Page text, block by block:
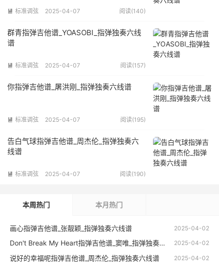
 标准调弦 2025-04-07 阅读(140)
群青指弹吉他谱_YOASOBI_指弹独奏六线
谱
 标准调弦 2025-04-07 阅读(157)
你指弹吉他谱_屠洪刚_指弹独奏六线谱
 标准调弦 2025-04-07 阅读(195)
告白气球指弹吉他谱_周杰伦_指弹独奏六
线谱
 标准调弦 2025-04-07 阅读(190)
本周热门 本月热门
2025-04-02
画心指弹吉他谱_张靓颖_指弹独奏六线谱
2025-04-02
Don't Break My Heart指弹吉他谱_窦唯_指弹独奏六线谱
2025-04-02
说好的幸福呢指弹吉他谱_周杰伦_指弹独奏六线谱